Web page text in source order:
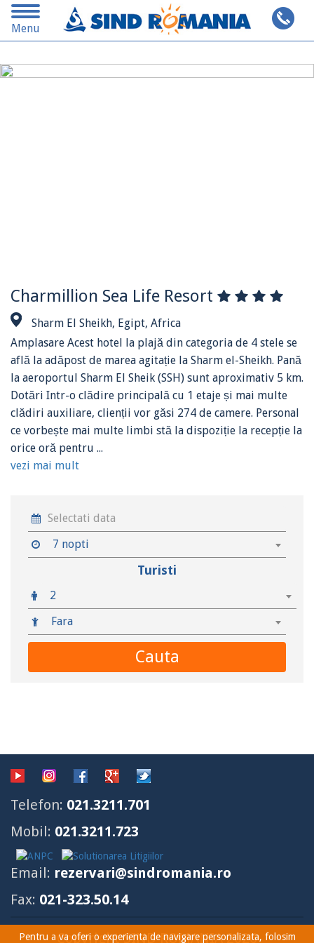
Toggle
navigation
Menu
Cauta pe alta destinatie
Charmillion Sea Life Resort
Sharm El Sheikh, Egipt, Africa
Amplasare Acest hotel la plajă din categoria de 4 stele se
află la adăpost de marea agitație la Sharm el-Sheikh. Pană
la aeroportul Sharm El Sheik (SSH) sunt aproximativ 5 km.
Dotări Intr-o clădire principală cu 1 etaje și mai multe
clădiri auxiliare, clienții vor găsi 274 de camere. Personal
ce vorbește mai multe limbi stă la dispoziție la recepție la
orice oră pentru ...
vezi mai mult
7 nopti
Turisti
2
Fara
Cauta
Pentru a va oferi o experienta de navigare personalizata, folosim
Telefon: 021.3211.701
Mobil: 021.3211.723
Email: rezervari@sindromania.ro
Fax: 021-323.50.14
Copyright SIND ROMANIA 2026